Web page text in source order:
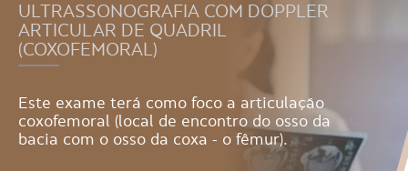
ULTRASSONOGRAFIA COM DOPPLER
ARTICULAR DE QUADRIL
(COXOFEMORAL)
Este exame terá como foco a articulação
coxofemoral (local de encontro do osso da
bacia com o osso da coxa - o fêmur).